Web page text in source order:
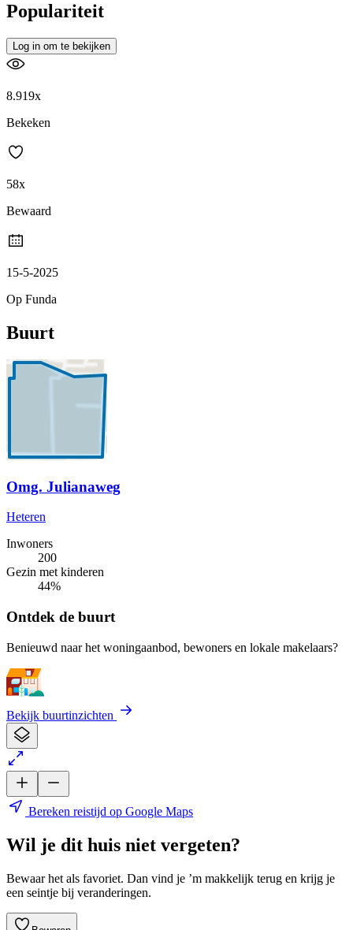
Populariteit
Log in om te bekijken
8.919x
Bekeken
58x
Bewaard
15-5-2025
Op Funda
Buurt
Omg. Julianaweg
Heteren
Inwoners
200
Gezin met kinderen
44%
Ontdek de buurt
Benieuwd naar het woningaanbod, bewoners en lokale makelaars?
Bekijk buurtinzichten
Bereken reistijd op Google Maps
Wil je dit huis niet vergeten?
Bewaar het als favoriet. Dan vind je ’m makkelijk terug en krijg je
een seintje bij veranderingen.